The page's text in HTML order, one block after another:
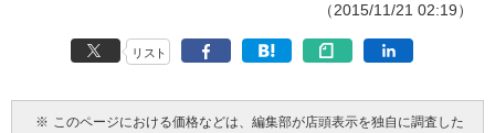
（2015/11/21 02:19）
リスト
※ このページにおける価格などは、編集部が店頭表示を独自に調査した